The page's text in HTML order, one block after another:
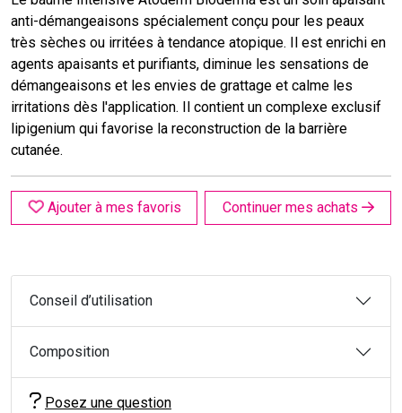
anti-démangeaisons spécialement conçu pour les peaux
très sèches ou irritées à tendance atopique. Il est enrichi en
agents apaisants et purifiants, diminue les sensations de
démangeaisons et les envies de grattage et calme les
irritations dès l'application. Il contient un complexe exclusif
lipigenium qui favorise la reconstruction de la barrière
cutanée.
Ajouter à mes favoris Continuer mes achats
Conseil d’utilisation
Composition
Posez une question